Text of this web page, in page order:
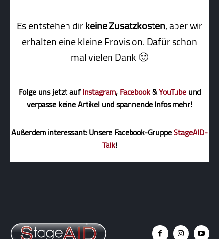
Es entstehen dirkeine Zusatzkosten, aber wir
erhalten eine kleine Pro­vi­sion. Dafür schon
mal vielen Dank 🙂
Folge uns jetzt aufInstagram,Facebook&YouTubeund
verpasse keine Artikel und spannende Infos mehr!
Außerdem interessant: Unsere Facebook-GruppeStageAID-
Talk!